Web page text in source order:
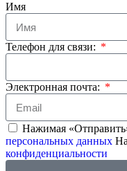
Имя
Телефон для связи:
Электронная почта:
Нажимая
персональных данных
конфиденциальности